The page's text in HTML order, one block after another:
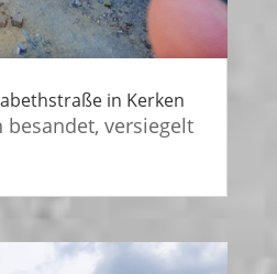
in Kerken
besandet, versiegelt